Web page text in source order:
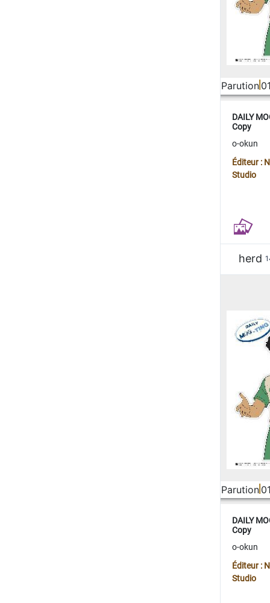
Parution
DAILY
Copy
o-okun
Éditeur :
Studio
herd
Parution
DAILY
Copy
o-okun
Éditeur :
Studio